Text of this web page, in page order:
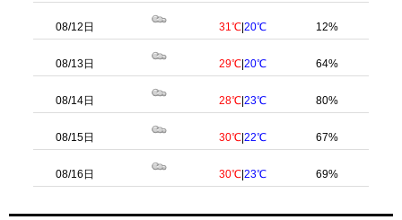
08/12日 31℃ |20℃ 12%
08/13日 29℃ |20℃ 64%
08/14日 28℃ |23℃ 80%
08/15日 30℃ |22℃ 67%
08/16日 30℃ |23℃ 69%